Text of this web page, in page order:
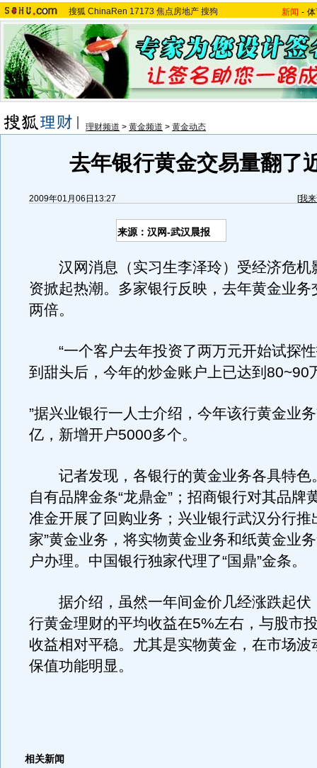
搜狐 ChinaRen 17173 焦点房地产 搜狗 新闻 -
理财频道 > 黄金频道 > 黄金动态
去年银行黄金交易量翻了
2009年01月06日13:27 [我
来源：汉网-武汉晨报
汉网消息（实习生李泽玲）受经济危机
资掀起热潮。多家银行反映，去年黄金业务
两倍。
“一个客户去年投资了两万元开始试探性
到甜头后，今年的炒金账户上已达到80~90
”据兴业银行一人士介绍，今年该行黄金业
亿，新增开户5000多个。
记者发现，各银行的黄金业务各具特色
自有品牌金条“龙鼎金”；招商银行对其品牌
准金开展了回购业务；兴业银行武汉分行推
家”黄金业务，将实物黄金业务和纸黄金业
户办理。中国银行独家代理了“国鼎”金条。
据介绍，虽然一年间金价几经涨跌起伏
行黄金理财的平均收益在5%左右，与股市
收益相对平稳。尤其是实物黄金，在市场波
保值功能明显。
相关新闻